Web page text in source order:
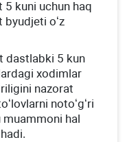
kuni uchun haq
byudjeti oʻz
dastlabki 5 kun
хodimlar
nazorat
notoʻgʻri
hal